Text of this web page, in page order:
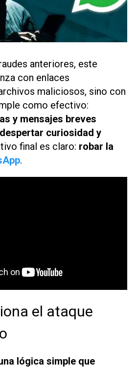
anteriores, este
con enlaces
maliciosos, sino con
como efectivo:
y mensajes breves
curiosidad y
final es claro: robar la
.
el ataque
lógica simple que